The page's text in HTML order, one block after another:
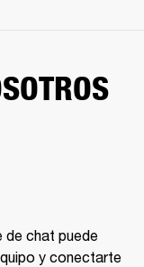
chat puede
y conectarte